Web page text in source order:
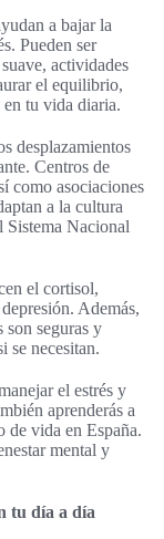
a bajar la
Pueden ser
actividades
el equilibrio,
tu vida diaria.
desplazamientos
Centros de
como asociaciones
a la cultura
Sistema Nacional
el cortisol,
Además,
son seguras y
se necesitan.
el estrés y
aprenderás a
de vida en España.
mental y
tu día a día